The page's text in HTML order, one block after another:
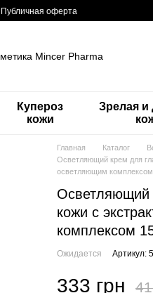
Публичная оферта
Купероз
кожи
Зрелая и
Главная Каталог
Осветляющий крем для
осветляющим
Осветляющий
кожи с
комплексом
Ожидается Артикул:
333 грн